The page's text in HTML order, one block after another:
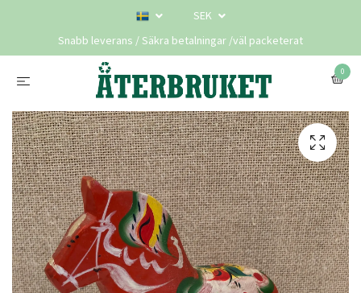
SEK
Snabb leverans / Säkra betalningar /väl packeterat
0